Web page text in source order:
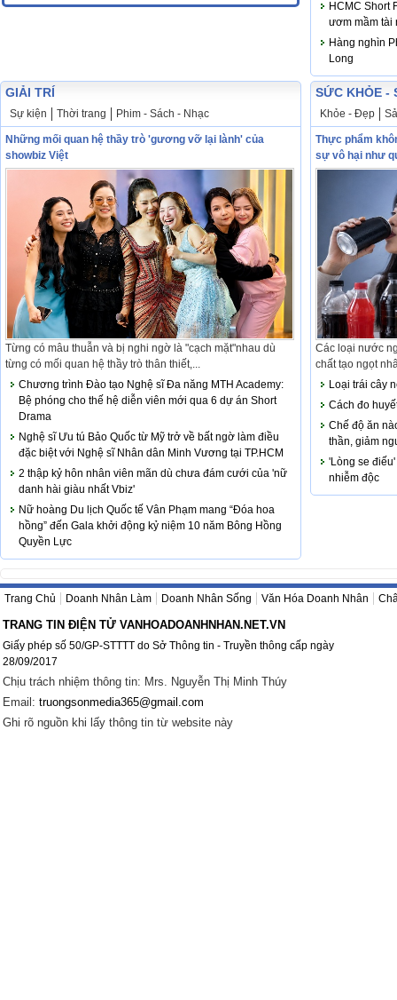
HCMC Short
ươm mầm tài
Hàng nghìn
Long
GIẢI TRÍ
Sự kiện Thời trang Phim - Sách - Nhạc
Những mối quan hệ thầy trò 'gương vỡ lại lành' của
showbiz Việt
Từng có mâu thuẫn và bị nghi ngờ là "cạch mặt"nhau dù
từng có mối quan hệ thầy trò thân thiết,...
Chương trình Đào tạo Nghệ sĩ Đa năng MTH Academy:
Bệ phóng cho thế hệ diễn viên mới qua 6 dự án Short
Drama
Nghệ sĩ Ưu tú Bảo Quốc từ Mỹ trở về bất ngờ làm điều
đặc biệt với Nghệ sĩ Nhân dân Minh Vương tại TP.HCM
2 thập kỷ hôn nhân viên mãn dù chưa đám cưới của 'nữ
danh hài giàu nhất Vbiz'
Nữ hoàng Du lịch Quốc tế Vân Phạm mang “Đóa hoa
hồng” đến Gala khởi động kỷ niệm 10 năm Bông Hồng
Quyền Lực
SỨC KHỎE -
Khỏe - Đẹp
Thực phẩm
sự vô hại như
Các loại nước
chất tạo ngọt
Loại trái cây
Cách đo
Chế độ ăn
thần, giảm
'Lòng se
nhiễm độc
Trang Chủ Doanh Nhân Làm Doanh Nhân Sống Văn Hóa Doanh Nhân
TRANG TIN ĐIỆN TỬ VANHOADOANHNHAN.NET.VN
Giấy phép số 50/GP-STTTT do Sở Thông tin - Truyền thông cấp ngày
28/09/2017
Chịu trách nhiệm thông tin: Mrs. Nguyễn Thị Minh Thúy
Email: truongsonmedia365@gmail.com
Ghi rõ nguồn khi lấy thông tin từ website này